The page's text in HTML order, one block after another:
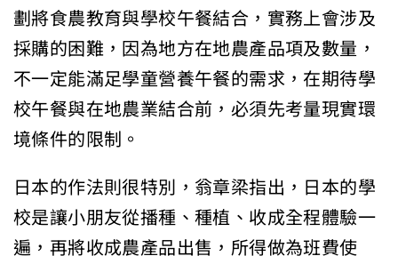
劃將食農教育與學校午餐結合，實務上會涉及
採購的困難，因為地方在地農產品項及數量，
不一定能滿足學童營養午餐的需求，在期待學
校午餐與在地農業結合前，必須先考量現實環
境條件的限制。
日本的作法則很特別，翁章梁指出，日本的學
校是讓小朋友從播種、種植、收成全程體驗一